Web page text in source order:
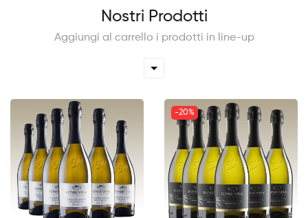
Nostri Prodotti
Aggiungi al carrello i prodotti in line-up
-20%